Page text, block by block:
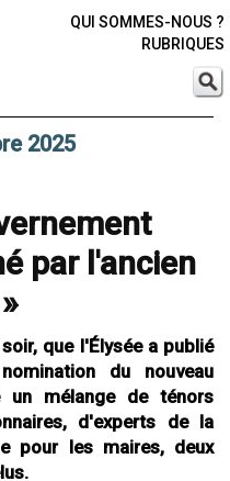
QUI SOMMES-NOUS ?
RUBRIQUES
2025
par l'ancien
que l'Élysée a publié
du nouveau
un mélange de ténors
d'experts de la
pour les maires, deux